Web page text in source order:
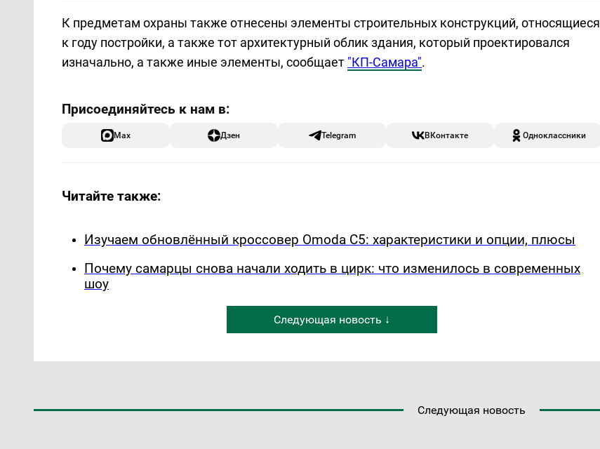
К предметам охраны также отнесены элементы строительных конструкций, относящиеся
к году постройки, а также тот архитектурный облик здания, который проектировался
изначально, а также иные элементы, сообщает "КП-Самара".
Max Дзен Telegram ВКонтакте Одноклассники
Читайте также:
Изучаем обновлённый кроссовер Omoda C5: характеристики и опции, плюсы
Почему самарцы снова начали ходить в цирк: что изменилось в современных
шоу
Следующая новость ↓
Следующая новость